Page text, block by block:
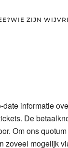
WIE ZIJN WIJ
date informatie
De
Om ons
zoveel mogelijk